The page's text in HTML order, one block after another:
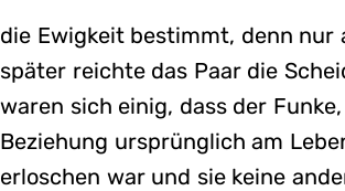
die Ewigkeit bestimmt, denn nur
später reichte das Paar die
waren sich einig, dass der
Beziehung ursprünglich am
erloschen war und sie keine